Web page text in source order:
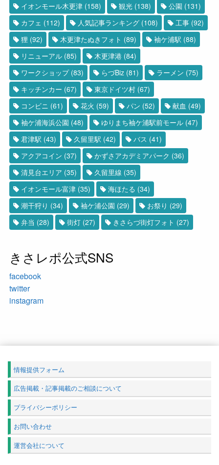
イオンモール木更津 (158) 観光 (138) 公園 (131)
カフェ (112) 人気記事ランキング (108) 工事 (92)
狸 (92) 木更津たぬきフォト (89) 袖ケ浦駅 (88)
リニューアル (85) 木更津港 (84)
ワークショップ(83) らづBiz (81) ラーメン (75)
キッチンカー (67) 東京ドイツ村 (67)
コンビニ (61) 花火 (59) パン (52) 献血 (49)
袖ケ浦海浜公園 (48) ゆりまち袖ケ浦駅前モール (47)
君津駅 (43) 久留里駅 (42) バス (41)
アクアコイン (37) かずさアカデミアパーク (36)
清見台エリア (35) 久留里線 (35)
イオンモール富津 (35) 海ほたる (34)
潮干狩り (34) 袖ケ浦公園 (29) お祭り (29)
弁当 (28) 街灯 (27) きさらづ街灯フォト (27)
きさレポ公式SNS
facebook
twitter
instagram
情報提供フォーム
広告掲載・記事掲載のご相談について
プライバシーポリシー
お問い合わせ
運営会社について